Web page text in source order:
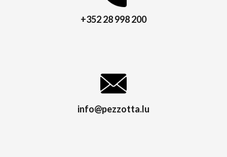
+352 28 998 200
info@pezzotta.lu